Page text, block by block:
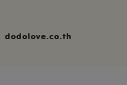
dodolove.co.th